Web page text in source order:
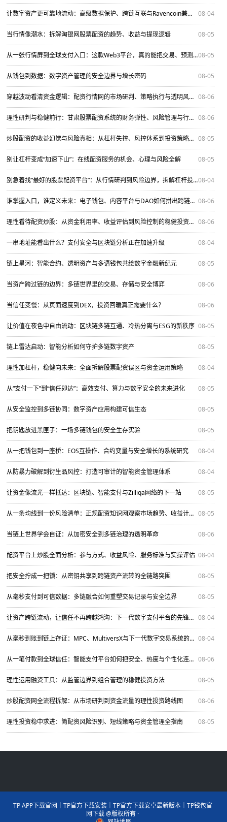
让数字资产更可靠地流动：高级数据保护、跨链互联与Ravencoin兼容性实践 08-04
当行情像潮水：拆解淘银网股票配资的趋势、收益与提现逻辑 08-05
从一张行情屏到全球支付入口：这款Web3平台，真的能把交易、预测与资产安全连起来吗？08-05
从钱包到数据：数字资产管理的安全边界与增长密码 08-05
穿越波动看清资金逻辑：配资行情网的市场研判、策略执行与透明风控指南 08-06
理性研判与稳健前行：甘肃股票配资系统的财务弹性、风险管理与行情观察 08-06
炒股配资的收益幻觉与风险真相：从杠杆失控、风控体系到投资策略优化的全方位分析 08-05
别让杠杆变成“加速下山”：在线配资服务的机会、心理与风险全解 08-05
别急着找“最好的股票配资平台”：从行情研判到风险边界，拆解杠杆投资的生存法则08-04
谁掌握入口，谁定义未来：电子钱包、内容平台与DAO如何拼出跨链新秩序？ 08-06
理性看待配资炒股：从资金利用率、收益评估到风险控制的稳健投资之道 08-06
一串地址能看出什么？支付安全与区块链分析正在加速升级 08-04
链上星河：智能合约、透明资产与多语钱包共绘数字金融新纪元 08-05
当资产跨过链的边界：多链世界里的交易、存储与安全博弈 08-06
当信任变慢：从页面速度到DEX，投资回暖真正需要什么？ 08-06
让价值在夜色中自由流动：区块链多链互通、冷热分离与ESG的新秩序 08-05
链上雷达启动：智能分析如何守护多链数字资产 08-05
理性加杠杆，稳健向未来：全面拆解股票配资误区与资金运用策略 08-04
从“支付一下”到“信任即达”：高效支付、算力与数字安全的未来进化 08-05
从安全监控到多链协同：数字资产应用构建可信生态 08-05
把钥匙放进黑匣子：一场多链钱包的安全生存实验 08-05
从一把钱包到一座桥：EOS互操作、合约变量与安全增长的系统研究 08-04
从防暴力破解到衍生品风控：打造可审计的智能资金管理体系 08-04
让资金像流光一样抵达：区块链、智能支付与Zilliqa网络的下一站 08-05
从一条均线到一份风险清单：正规配资知识网观察市场趋势、收益计划与资金安全 08-05
当链上世界学会自证：从加密安全到多链治理的透明革命 08-06
配资平台上炒股全面分析：参与方式、收益风险、服务标准与实操评估 08-04
把安全拧成一把锁：从密钥共享到跨链资产流转的全链路突围 08-05
从毫秒支付到可信数据：多链融合如何重塑交易记录与安全边界 08-05
让资产跨链流动，让信任不再跨越鸿沟：下一代数字支付平台的先锋路线图 08-04
从毫秒到账到链上存证：MPC、MultiversX与下一代数字交易系统的可信协奏 08-04
从一笔付款到全球信任：智能支付平台如何把安全、热度与个性化连成一张网 08-06
理性运用融资工具：从监管边界到组合管理的稳健投资方法 08-05
炒股配资网全流程拆解：从市场研判到资金流量的理性投资路线图 08-06
理性投资稳中求进：简配资风险识别、短线策略与资金管理全指南 08-05
TP APP下载官网｜TP官方下载安装｜TP官方下载安卓最新版本｜TP钱包官
网下载 @版权所有 ·